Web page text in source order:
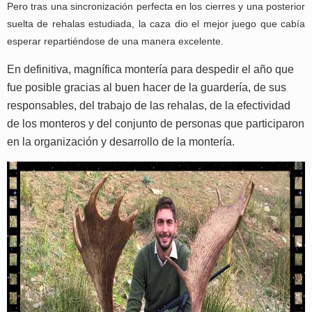
Pero tras una sincronización perfecta en los cierres y una posterior
suelta de rehalas estudiada, la caza dio el mejor juego que cabía
esperar repartiéndose de una manera excelente.
En definitiva, magnífica montería para despedir el año que
fue posible gracias al buen hacer de la guardería, de sus
responsables, del trabajo de las rehalas, de la efectividad
de los monteros y del conjunto de personas que participaron
en la organización y desarrollo de la montería.